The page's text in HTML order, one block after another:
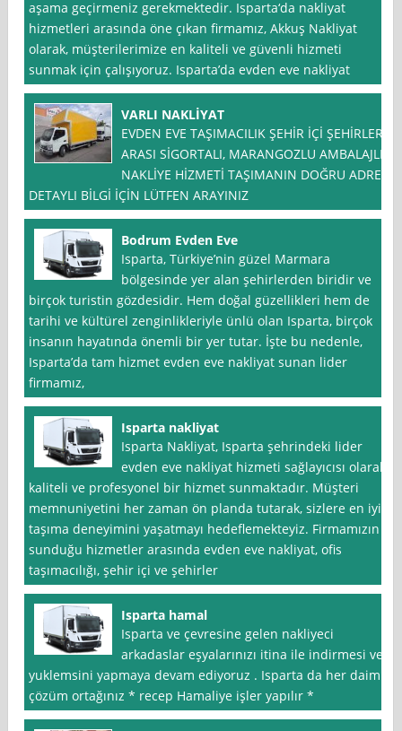
aşama geçirmeniz gerekmektedir. Isparta‘da nakliyat
hizmetleri arasında öne çıkan firmamız, Akkuş Nakliyat
olarak, müşterilerimize en kaliteli ve güvenli hizmeti
sunmak için çalışıyoruz. Isparta’da evden eve nakliyat
VARLI NAKLİYAT
EVDEN EVE TAŞIMACILIK ŞEHİR İÇİ ŞEHİRLER
ARASI SİGORTALI, MARANGOZLU AMBALAJLI
NAKLİYE HİZMETİ TAŞIMANIN DOĞRU ADRES
DETAYLI BİLGİ İÇİN LÜTFEN ARAYINIZ
Bodrum Evden Eve
Isparta, Türkiye’nin güzel Marmara
bölgesinde yer alan şehirlerden biridir ve
birçok turistin gözdesidir. Hem doğal güzellikleri hem de
tarihi ve kültürel zenginlikleriyle ünlü olan Isparta, birçok
insanın hayatında önemli bir yer tutar. İşte bu nedenle,
Isparta’da tam hizmet evden eve nakliyat sunan lider
firmamız,
Isparta nakliyat
Isparta Nakliyat, Isparta şehrindeki lider
evden eve nakliyat hizmeti sağlayıcısı olarak
kaliteli ve profesyonel bir hizmet sunmaktadır. Müşteri
memnuniyetini her zaman ön planda tutarak, sizlere en iyi
taşıma deneyimini yaşatmayı hedeflemekteyiz. Firmamızın
sunduğu hizmetler arasında evden eve nakliyat, ofis
taşımacılığı, şehir içi ve şehirler
Isparta hamal
Isparta ve çevresine gelen nakliyeci
arkadaslar eşyalarınızı itina ile indirmesi ve
yuklemsini yapmaya devam ediyoruz . Isparta da her daim
çözüm ortağınız * recep Hamaliye işler yapılır *